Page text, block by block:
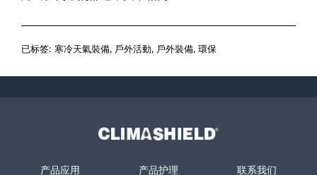
已标签: 寒冷天氣裝備, 戶外活動, 戶外裝備, 環保
Climashield®
产品应用 产品护理 联系我们